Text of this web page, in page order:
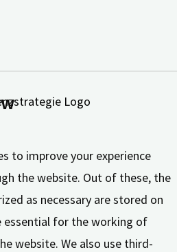
to improve your experience
the website. Out of these, the
as necessary are stored on
essential for the working of
website. We also use third-